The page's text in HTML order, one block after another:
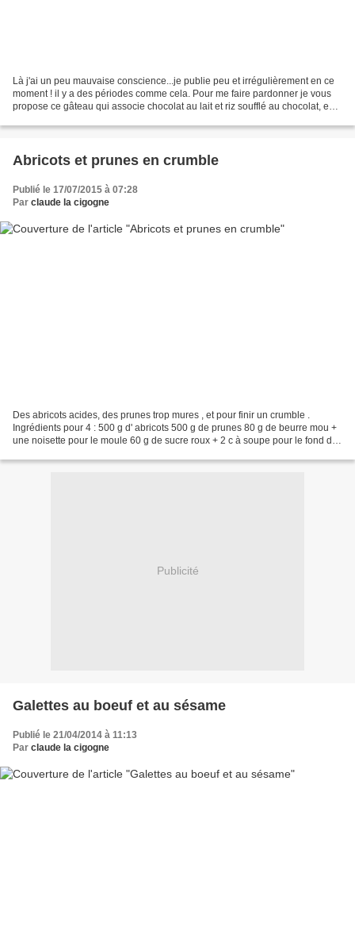
Là j'ai un peu mauvaise conscience...je publie peu et irrégulièrement en ce
moment ! il y a des périodes comme cela. Pour me faire pardonner je vous
propose ce gâteau qui associe chocolat au lait et riz soufflé au chocolat, en
Abricots et prunes en crumble
Publié le 17/07/2015 à 07:28
Par claude la cigogne
Des abricots acides, des prunes trop mures , et pour finir un crumble .
Ingrédients pour 4 : 500 g d' abricots 500 g de prunes 80 g de beurre mou +
une noisette pour le moule 60 g de sucre roux + 2 c à soupe pour le fond du
Publicité
Galettes au boeuf et au sésame
Publié le 21/04/2014 à 11:13
Par claude la cigogne